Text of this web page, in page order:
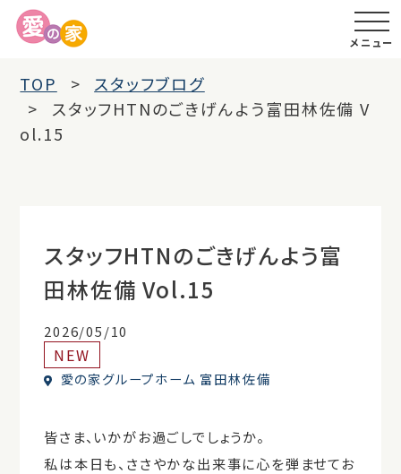
メニュー
TOP
スタッフブログ
スタッフHTNのごきげんよう富田林佐備 V
ol.15
スタッフHTNのごきげんよう富
田林佐備 Vol.15
2026/05/10
NEW
愛の家グループホーム 富田林佐備
皆さま、いかがお過ごしでしょうか。
私は本日も、ささやかな出来事に心を弾ませてお